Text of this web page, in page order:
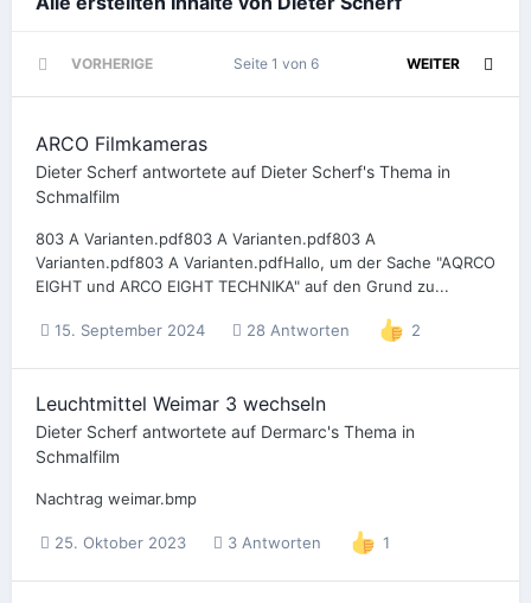
VORHERIGE WEITER
Seite 1 von 6
ARCO Filmkameras
Dieter Scherf antwortete auf Dieter Scherf's Thema in
Schmalfilm
803 A Varianten.pdf803 A Varianten.pdf803 A
Varianten.pdf803 A Varianten.pdfHallo, um der Sache "AQRCO
EIGHT und ARCO EIGHT TECHNIKA" auf den Grund zu...
15. September 2024 28 Antworten 2
Leuchtmittel Weimar 3 wechseln
Dieter Scherf antwortete auf Dermarc's Thema in
Schmalfilm
Nachtrag weimar.bmp
25. Oktober 2023 3 Antworten 1